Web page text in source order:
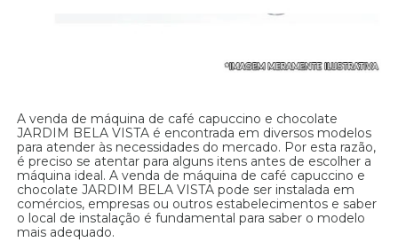
A venda de máquina de café capuccino e chocolate
JARDIM BELA VISTA é encontrada em diversos modelos
para atender às necessidades do mercado. Por esta razão,
é preciso se atentar para alguns itens antes de escolher a
máquina ideal. A venda de máquina de café capuccino e
chocolate JARDIM BELA VISTA pode ser instalada em
comércios, empresas ou outros estabelecimentos e saber
o local de instalação é fundamental para saber o modelo
mais adequado.